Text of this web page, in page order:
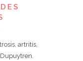
artritis,